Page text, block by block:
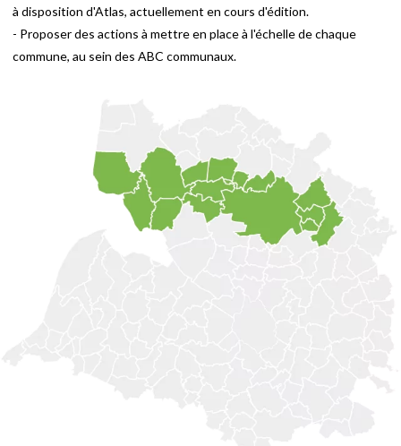
à disposition d'Atlas, actuellement en cours d'édition.
- Proposer des actions à mettre en place à l'échelle de chaque
commune, au sein des ABC communaux.